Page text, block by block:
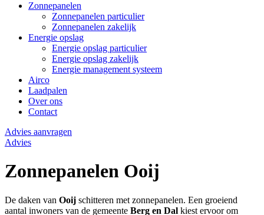
Zonnepanelen
Zonnepanelen particulier
Zonnepanelen zakelijk
Energie opslag
Energie opslag particulier
Energie opslag zakelijk
Energie management systeem
Airco
Laadpalen
Over ons
Contact
Advies aanvragen
Advies
Zonnepanelen Ooij
De daken van Ooij schitteren met zonnepanelen. Een groeiend
aantal inwoners van de gemeente Berg en Dal kiest ervoor om